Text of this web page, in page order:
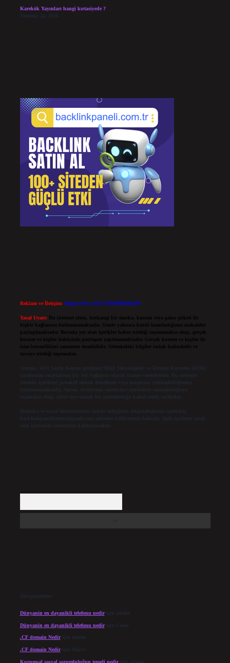
Karekök Yayınları hangi kırtasiyede ?
Temmuz 24, 2026
Reklam ve İletişim: Skype: live:.cid.575569c608265c69
Yasal Uyarı:
Bu internet sitesi, herhangi bir marka, kurum veya şahıs şirketi ile
hiçbir bağlantısı bulunmamaktadır. Sitede yalnızca kendi hazırladığımız makaleler
paylaşılmaktadır. Burada yer alan içerikler haber niteliği taşımamakta olup, gerçek
kurum ve kişiler hakkında paylaşım yapılmamaktadır. Gerçek kurum ve kişiler ile
isim benzerlikleri tamamen tesadüfidir. Sitemizdeki bilgiler taslak halindedir ve
tavsiye niteliği taşımazlar.
Sitemiz, 5651 Sayılı Kanun gereğince Bilgi Teknolojileri ve İletişim Kurumu (BTK)
tarafından onaylanmış bir Yer Sağlayıcı olarak hizmet vermektedir. Bu nedenle,
sitedeki içerikleri proaktif olarak denetleme veya araştırma yükümlülüğümüz
bulunmamaktadır. Ancak, üyelerimiz yazdıkları içeriklerin sorumluluğunu
taşımakta olup, siteye üye olarak bu sorumluluğu kabul etmiş sayılırlar.
Hukuka ve yasal düzenlemelere aykırı olduğunu düşündüğünüz içerikleri,
backlinkpanelicomtr@gmail.comadresine bildirmeniz halinde, ilgili içerikler yasal
süre içerisinde sitemizden kaldırılacaktır.
Son yorumlar
Dünyanin en dayanikli telefonu nediriçin admin
Dünyanin en dayanikli telefonu nediriçin Cesur
.CF domain Nediriçin admin
.CF domain Nediriçin Merve
Kurumsal sosyal sorumluluğun temeli nediriçin admin